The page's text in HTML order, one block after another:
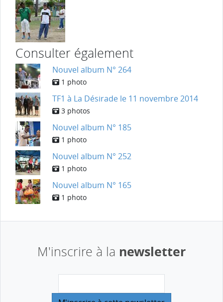
Consulter également
Nouvel album N° 264
1 photo
TF1 à La Désirade le 11 novembre 2014
3 photos
Nouvel album N° 185
1 photo
Nouvel album N° 252
1 photo
Nouvel album N° 165
1 photo
M'inscrire à la newsletter